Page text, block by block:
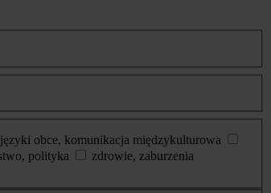
języki obce, komunikacja międzykulturowa
polityka
zdrowie, zaburzenia